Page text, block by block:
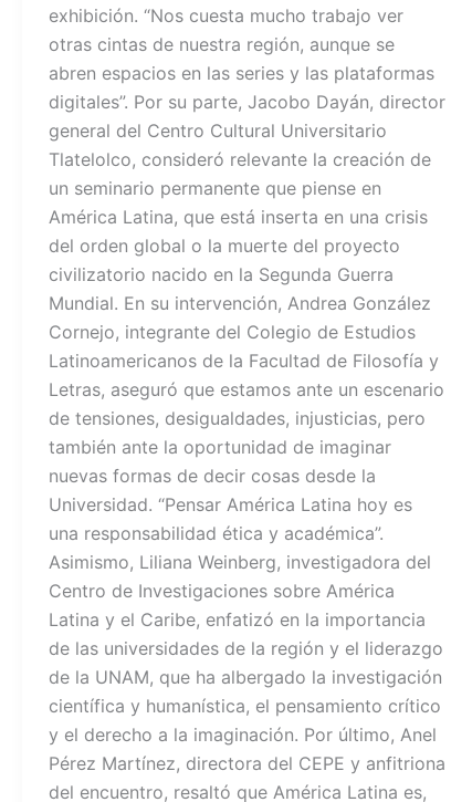
exhibición. “Nos cuesta mucho trabajo ver
otras cintas de nuestra región, aunque se
abren espacios en las series y las plataformas
digitales”. Por su parte, Jacobo Dayán, director
general del Centro Cultural Universitario
Tlatelolco, consideró relevante la creación de
un seminario permanente que piense en
América Latina, que está inserta en una crisis
del orden global o la muerte del proyecto
civilizatorio nacido en la Segunda Guerra
Mundial. En su intervención, Andrea González
Cornejo, integrante del Colegio de Estudios
Latinoamericanos de la Facultad de Filosofía y
Letras, aseguró que estamos ante un escenario
de tensiones, desigualdades, injusticias, pero
también ante la oportunidad de imaginar
nuevas formas de decir cosas desde la
Universidad. “Pensar América Latina hoy es
una responsabilidad ética y académica”.
Asimismo, Liliana Weinberg, investigadora del
Centro de Investigaciones sobre América
Latina y el Caribe, enfatizó en la importancia
de las universidades de la región y el liderazgo
de la UNAM, que ha albergado la investigación
científica y humanística, el pensamiento crítico
y el derecho a la imaginación. Por último, Anel
Pérez Martínez, directora del CEPE y anfitriona
del encuentro, resaltó que América Latina es,